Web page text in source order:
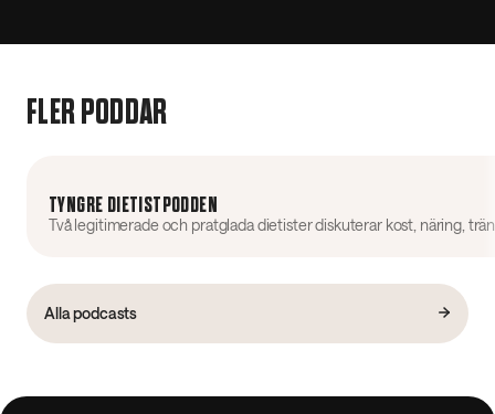
FLER PODDAR
TYNGRE DIETISTPODDEN
Alla podcasts